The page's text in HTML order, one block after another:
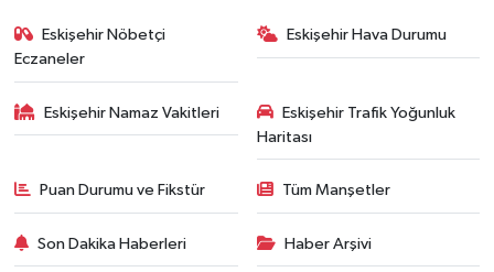
Eskişehir Nöbetçi
Eczaneler
Eskişehir Hava Durumu
Eskişehir Namaz Vakitleri
Eskişehir Trafik Yoğunluk
Haritası
Puan Durumu ve Fikstür Tüm Manşetler
Son Dakika Haberleri Haber Arşivi